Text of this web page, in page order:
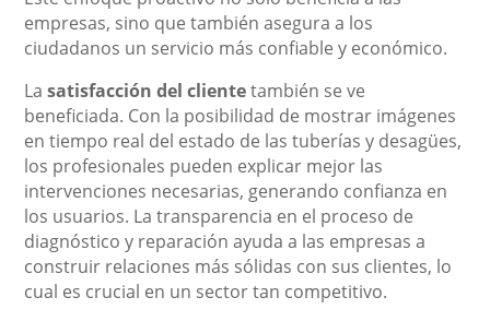
empresas, sino que también asegura a los
ciudadanos un servicio más confiable y económico.
Lasatisfacción del clientetambién se ve
beneficiada. Con la posibilidad de mostrar imágenes
en tiempo real del estado de las tuberías y desagües,
los profesionales pueden explicar mejor las
intervenciones necesarias, generando confianza en
los usuarios. La transparencia en el proceso de
diagnóstico y reparación ayuda a las empresas a
construir relaciones más sólidas con sus clientes, lo
cual es crucial en un sector tan competitivo.